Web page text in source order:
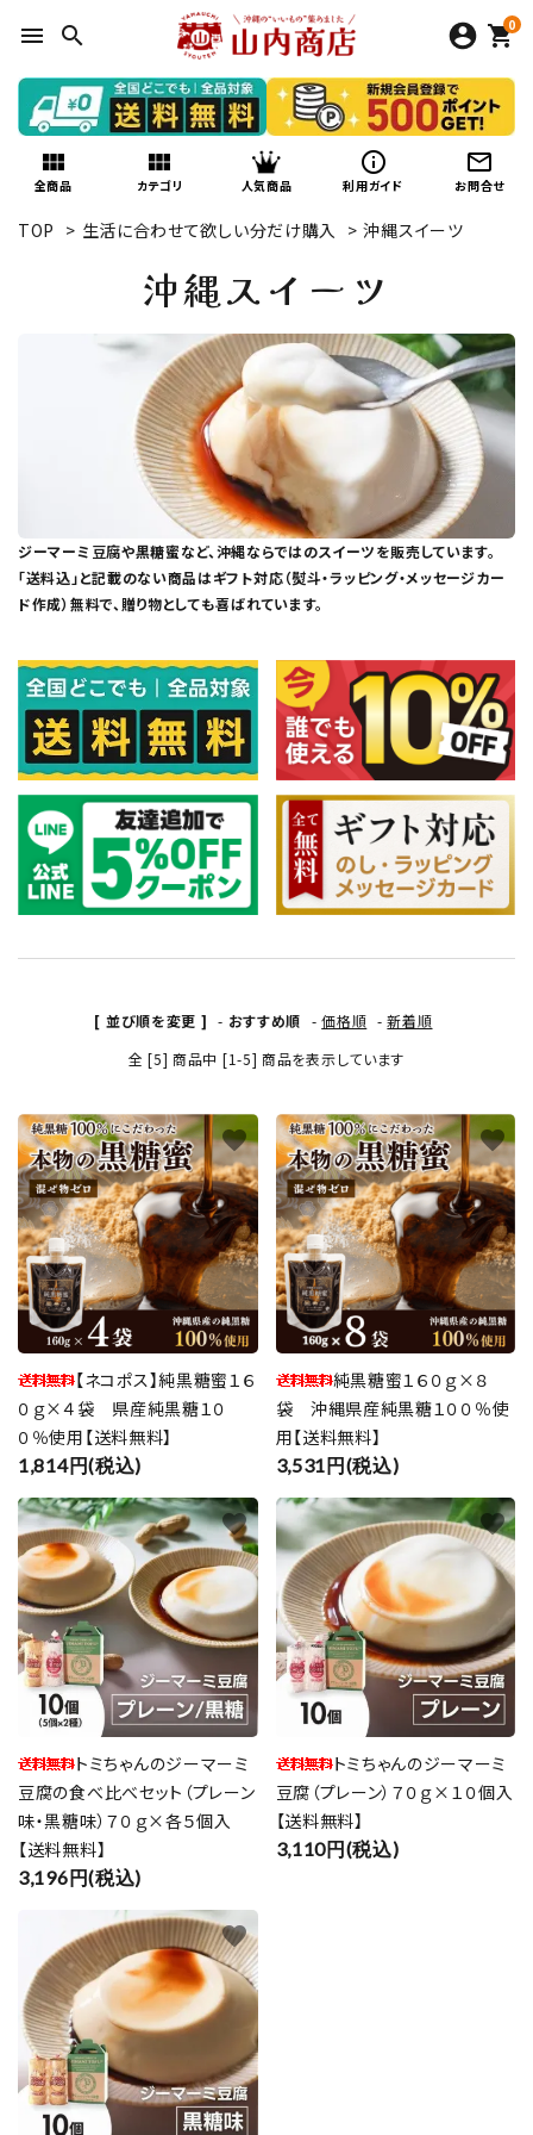
menu search 0
shopping_cart
view_module
全商品
view_module
カテゴリ 人気商品
info_outline
利用ガイド
mail_outline
お問合せ
TOP > 生活に合わせて欲しい分だけ購入 > 沖縄スイーツ
沖縄スイーツ
ジーマーミ豆腐や黒糖蜜など、沖縄ならではのスイーツを販売しています。
「送料込」と記載のない商品はギフト対応（熨斗・ラッピング・メッセージカー
ド作成）無料で、贈り物としても喜ばれています。
[ 並び順を変更 ] - おすすめ順 -価格順 -新着順
全 [5] 商品中 [1-5] 商品を表示しています
【ネコポス】純黒糖蜜１６
０ｇ×４袋 県産純黒糖１０
０％使用【送料無料】
1,814円(税込)
favorite
純黒糖蜜１６０ｇ×８
袋 沖縄県産純黒糖１００％使
用【送料無料】
3,531円(税込)
favorite
トミちゃんのジーマーミ
豆腐の食べ比べセット（プレーン
味・黒糖味）７０ｇ×各５個入
【送料無料】
3,196円(税込)
favorite
トミちゃんのジーマーミ
豆腐（プレーン）７０ｇ×１０個入
【送料無料】
3,110円(税込)
favorite
favorite